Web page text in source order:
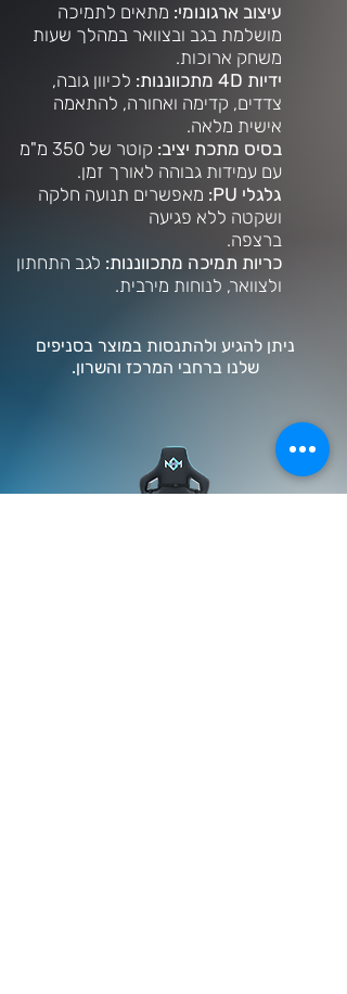
עיצוב ארגונומי: מתאים לתמיכה
מושלמת בגב ובצוואר במהלך שעות
משחק ארוכות.
ידיות 4D מתכווננות:
לכיוון גובה,
צדדים, קדימה ואחורה, להתאמה
אישית מלאה.
בסיס מתכת יציב:
קוטר של 350 מ"מ
עם עמידות גבוהה לאורך זמן.
גלגלי PU:
מאפשרים תנועה חלקה
ושקטה ללא פגיעה
ברצפה.
כריות תמיכה מתכווננות: לגב התחתון
ולצוואר, לנוחות מירבית.
ניתן להגיע ולהתנסות במוצר בסניפים
שלנו ברחבי המרכז והשרון.